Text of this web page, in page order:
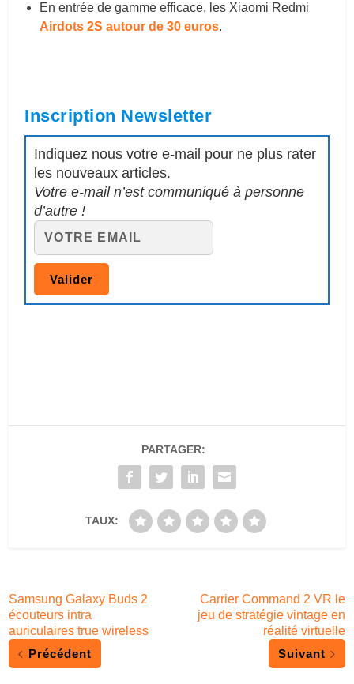
En entrée de gamme efficace, les Xiaomi Redmi
Airdots 2S autour de 30 euros.
Inscription Newsletter
Indiquez nous votre e-mail pour ne plus rater
les nouveaux articles.
Votre e-mail n’est communiqué à personne
d’autre !
PARTAGER:
TAUX:
Samsung Galaxy Buds 2
écouteurs intra
auriculaires true wireless
Précédent
Carrier Command 2 VR le
jeu de stratégie vintage en
réalité virtuelle
Suivant